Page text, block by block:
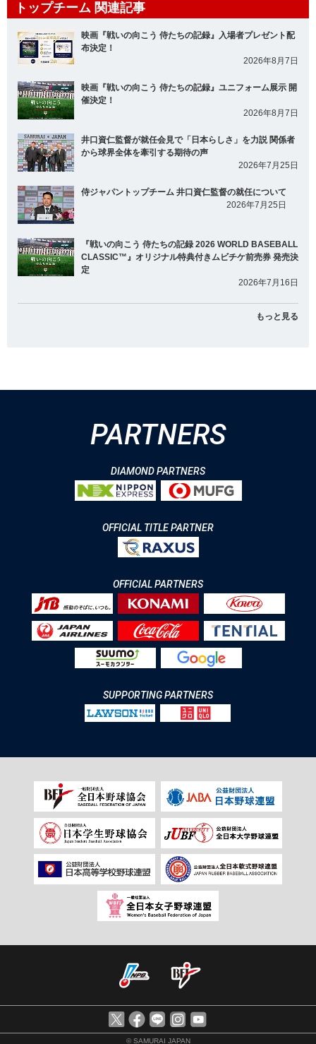
トップチーム 関連記事
映画『戦いの向こう 侍たちの記録』入場者プレゼント配
布決定！
2026年8月7日
映画『戦いの向こう 侍たちの記録』ユニフォーム展示 開
催決定！
2026年8月7日
井口資仁監督が就任会見で「日本らしさ」を力説 関係者
から球界全体を牽引する期待の声
2026年7月25日
侍ジャパントップチーム 井口資仁監督の就任について
2026年7月25日
『戦いの向こう 侍たちの記録 2026 WORLD BASEBALL
CLASSIC™』オリジナル特典付きムビチケ前売券 発売決
定
2026年7月16日
もっと見る
PARTNERS
DIAMOND PARTNERS
OFFICIAL TITLE PARTNER
OFFICIAL PARTNERS
SUPPORTING PARTNERS
© SAMURAI JAPAN